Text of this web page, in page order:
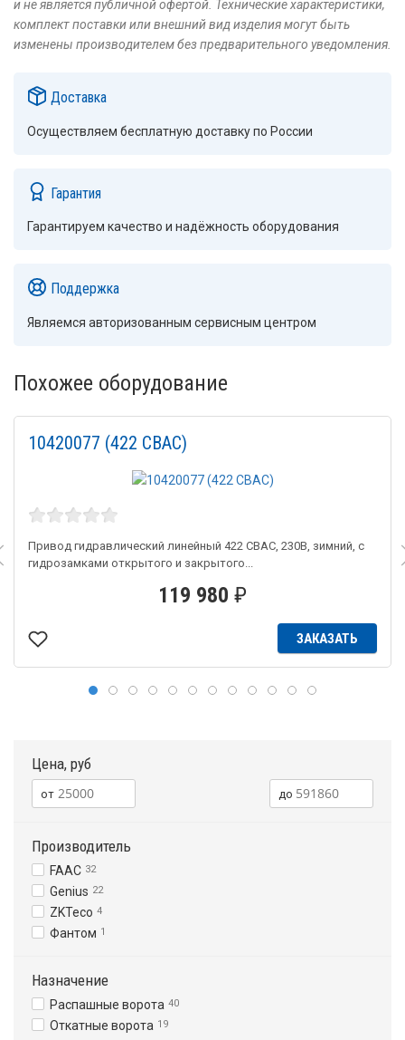
и не является публичной офертой. Технические характеристики,
комплект поставки или внешний вид изделия могут быть
изменены производителем без предварительного уведомления.
Доставка
Осуществляем бесплатную доставку по России
Гарантия
Гарантируем качество и надёжность оборудования
Поддержка
Являемся авторизованным сервисным центром
Похожее оборудование
10420077 (422 CBAC)
Привод гидравлический линейный 422 CBAC, 230В, зимний, с
гидрозамками открытого и закрытого...
119 980 ₽
ЗАКАЗАТЬ
Цена, руб
Производитель
FAAC 32
Genius 22
ZKTeco 4
Фантом 1
Назначение
Распашные ворота 40
Откатные ворота 19